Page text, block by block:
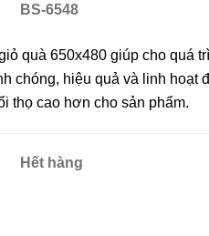
BS-6548
quà 650x480 giúp cho quá
chóng, hiệu quả và linh hoạt
thọ cao hơn cho sản phẩm.
Hết hàng
Liên
750-
Máy
Máy
Động